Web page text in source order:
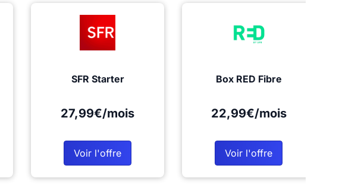
SFR Starter
27,99€/mois
Voir l'offre
Box RED Fibre
22,99€/mois
Voir l'offre